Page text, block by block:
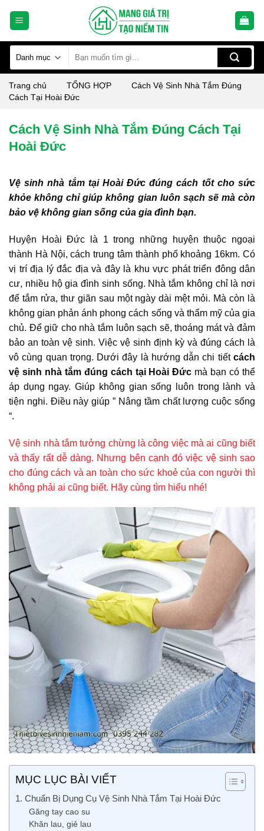
kiếm:
Trang chủ TỔNG HỢP
Cách Vệ Sinh Nhà Tắm Đúng
Cách Tại Hoài Đức
Cách Vệ Sinh Nhà Tắm Đúng Cách Tại
Hoài Đức
Vệ sinh nhà tắm tại Hoài Đức đúng cách tốt cho sức
khỏe không chỉ giúp không gian luôn sạch sẽ mà còn
bảo vệ không gian sống của gia đình bạn.
Huyện Hoài Đức là 1 trong những huyện thuộc ngoại
thành Hà Nội, cách trung tâm thành phố khoảng 16km. Có
vị trí địa lý đắc địa và đây là khu vực phát triển đông dân
cư, nhiều hộ gia đình sinh sống. Nhà tắm không chỉ là nơi
để tắm rửa, thư giãn sau một ngày dài mệt mỏi. Mà còn là
không gian phản ánh phong cách sống và thẩm mỹ của gia
chủ. Để giữ cho nhà tắm luôn sạch sẽ, thoáng mát và đảm
bảo an toàn vệ sinh. Việc vệ sinh định kỳ và đúng cách là
vô cùng quan trọng. Dưới đây là hướng dẫn chi tiết cách
vệ sinh nhà tắm đúng cách tại Hoài Đức mà bạn có thể
áp dụng ngay. Giúp không gian sống luôn trong lành và
tiện nghi. Điều này giúp ” Nâng tầm chất lượng cuộc sống
“.
Vệ sinh nhà tắm tưởng chừng là công việc mà ai cũng biết
và thấy rất dễ dàng. Nhưng bên cạnh đó việc vệ sinh sao
cho đúng cách và an toàn cho sức khoẻ của con người thì
không phải ai cũng biết. Hãy cùng tìm hiểu nhé!
MỤC LỤC BÀI VIẾT
1. Chuẩn Bị Dụng Cụ Vệ Sinh Nhà Tắm Tại Hoài Đức
Găng tay cao su
Khăn lau, giẻ lau